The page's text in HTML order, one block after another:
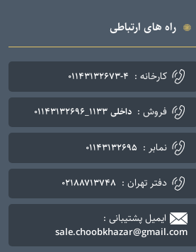
راه های ارتباطی
کارخانه : ۰۱۱۴۳۱۳۲۶۷۳-۴
فروش : داخلی ۱۱۳۳_۰۱۱۴۳۱۳۲۶۹۶
نمابر : ۰۱۱۴۳۱۳۲۶۹۵
دفتر تهران : ۰۲۱۸۸۷۱۳۷۴۸
ایمیل پشتیبانی :
sale.choobkhazar@gmail.com